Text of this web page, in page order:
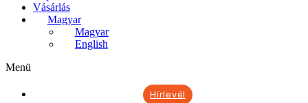
Vásárlás
Magyar
Magyar
English
Menü
Hírlevél